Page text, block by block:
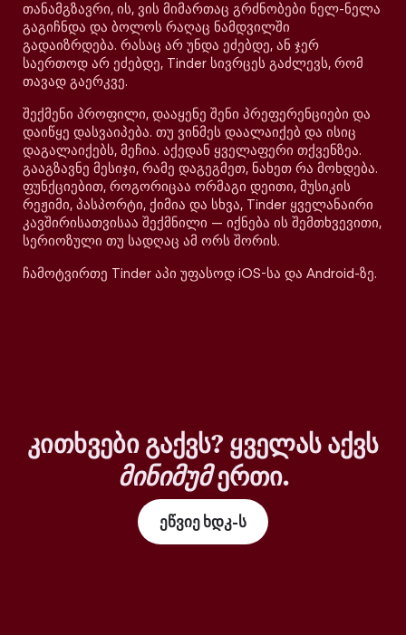
თანამგზავრი, ის, ვის მიმართაც გრძნობები ნელ-ნელა
გაგიჩნდა და ბოლოს რაღაც ნამდვილში
გადაიზრდება. რასაც არ უნდა ეძებდე, ან ჯერ
საერთოდ არ ეძებდე, Tinder სივრცეს გაძლევს, რომ
თავად გაერკვე.
შექმენი პროფილი, დააყენე შენი პრეფერენციები და
დაიწყე დასვაიპება. თუ ვინმეს დაალაიქებ და ისიც
დაგალაიქებს, მეჩია. აქედან ყველაფერი თქვენზეა.
გააგზავნე მესიჯი, რამე დაგეგმეთ, ნახეთ რა მოხდება.
ფუნქციებით, როგორიცაა ორმაგი დეითი, მუსიკის
რეჟიმი, პასპორტი, ქიმია და სხვა, Tinder ყველანაირი
კავშირისათვისაა შექმნილი — იქნება ის შემთხვევითი,
სერიოზული თუ სადღაც ამ ორს შორის.
ჩამოტვირთე Tinder აპი უფასოდ iOS-სა და Android-ზე.
კითხვები გაქვს? ყველას აქვს
მინიმუმერთი.
ეწვიე ხდკ-ს